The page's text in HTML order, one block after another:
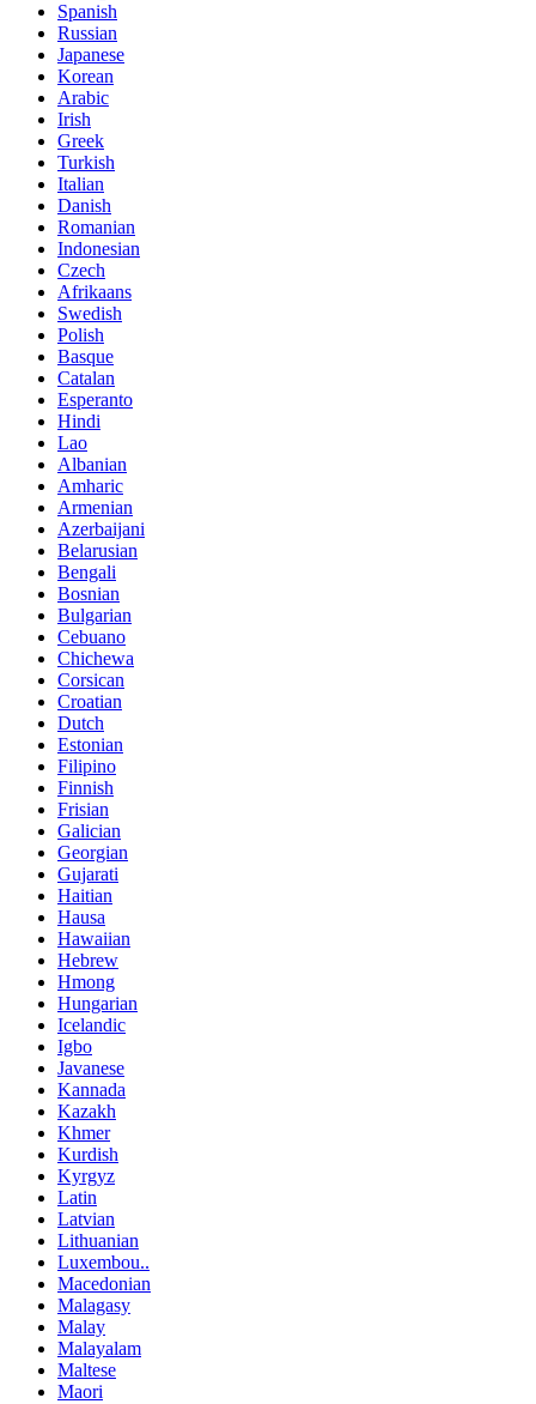
Spanish
Russian
Japanese
Korean
Arabic
Irish
Greek
Turkish
Italian
Danish
Romanian
Indonesian
Czech
Afrikaans
Swedish
Polish
Basque
Catalan
Esperanto
Hindi
Lao
Albanian
Amharic
Armenian
Azerbaijani
Belarusian
Bengali
Bosnian
Bulgarian
Cebuano
Chichewa
Corsican
Croatian
Dutch
Estonian
Filipino
Finnish
Frisian
Galician
Georgian
Gujarati
Haitian
Hausa
Hawaiian
Hebrew
Hmong
Hungarian
Icelandic
Igbo
Javanese
Kannada
Kazakh
Khmer
Kurdish
Kyrgyz
Latin
Latvian
Lithuanian
Luxembou..
Macedonian
Malagasy
Malay
Malayalam
Maltese
Maori